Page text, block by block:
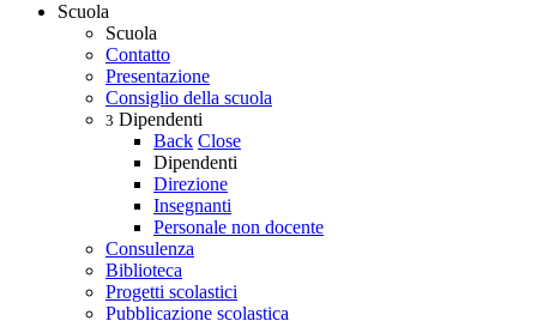
Scuola
Scuola
Contatto
Presentazione
Consiglio della scuola
3 Dipendenti
Back Close
Dipendenti
Direzione
Insegnanti
Personale non docente
Consulenza
Biblioteca
Progetti scolastici
Pubblicazione scolastica